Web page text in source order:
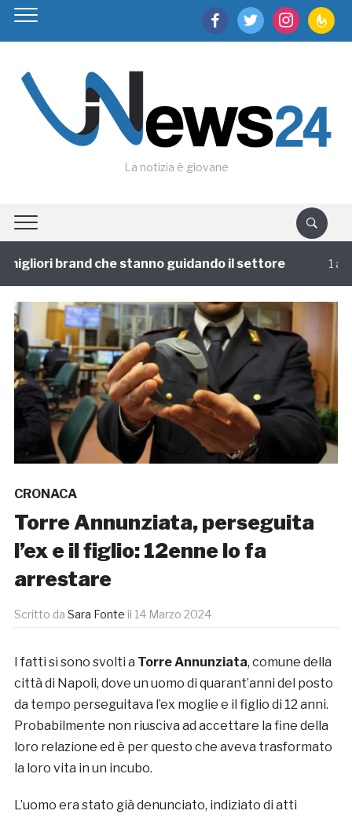
facebooktwitter instagram
La notizia è giovane
brand che stanno guidando il settore 1 annofa
CRONACA
Torre Annunziata, perseguita
l’ex e il figlio: 12enne lo fa
arrestare
Scritto da Sara Fonte il 14 Marzo 2024
I fatti si sono svolti a Torre Annunziata, comune della
città di Napoli, dove un uomo di quarant’anni del posto
da tempo perseguitava l’ex moglie e il figlio di 12 anni.
Probabilmente non riusciva ad accettare la fine della
loro relazione ed è per questo che aveva trasformato
la loro vita in un incubo.
L’uomo era stato già denunciato, indiziato di atti